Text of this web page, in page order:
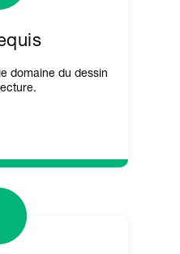
domaine du dessin